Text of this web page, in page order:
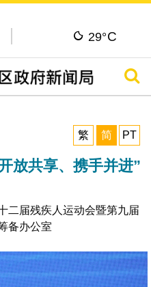
29°C
搜寻
繁
简 PT
放共享、携手并进”
二届残疾人运动会暨第九届
备办公室